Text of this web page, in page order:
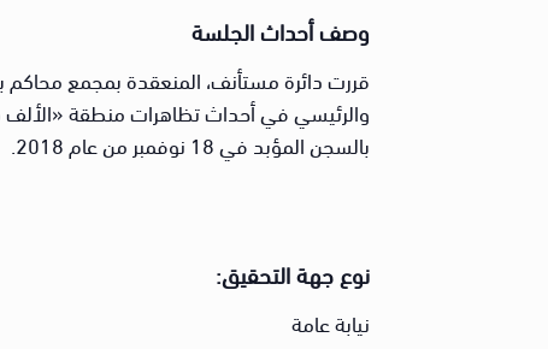
وصف أحداث الجلسة
قررت دائرة مستأنف، المنعقدة بمجمع محاكم
بالسجن المؤبد في 18 نوفمبر من عام 2018.
نوع جهة التحقيق:
نيابة عامة